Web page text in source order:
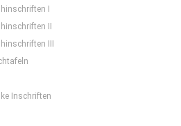
I
II
III
Inschriften